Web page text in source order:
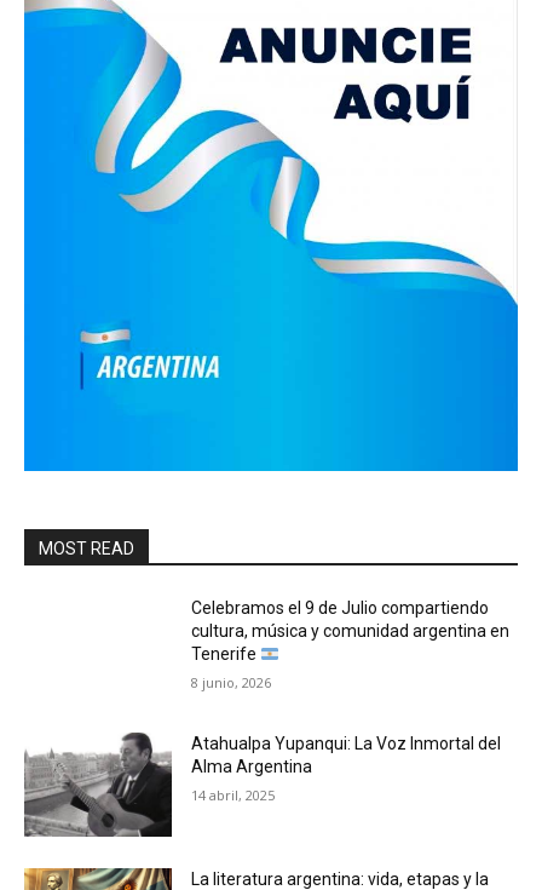
MOST READ
Celebramos el 9 de Julio compartiendo
cultura, música y comunidad argentina en
Tenerife
8 junio, 2026
Atahualpa Yupanqui: La Voz Inmortal del
Alma Argentina
14 abril, 2025
La literatura argentina: vida, etapas y la